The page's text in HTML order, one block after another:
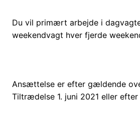
Du vil primært arbejde i
weekendvagt hver fjerde
Ansættelse er efter gældende
Tiltrædelse 1. juni 2021 eller efter